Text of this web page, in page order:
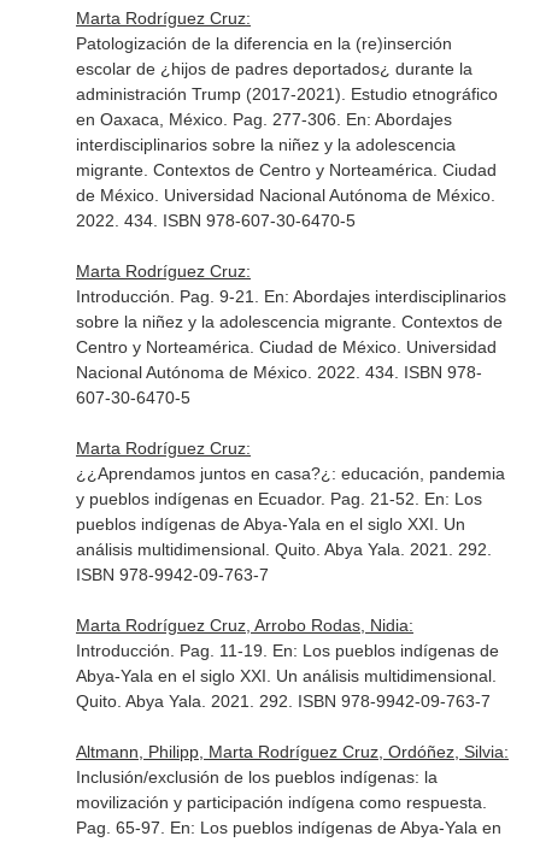
Marta Rodríguez Cruz:
Patologización de la diferencia en la (re)inserción
escolar de ¿hijos de padres deportados¿ durante la
administración Trump (2017-2021). Estudio etnográfico
en Oaxaca, México. Pag. 277-306. En: Abordajes
interdisciplinarios sobre la niñez y la adolescencia
migrante. Contextos de Centro y Norteamérica . Ciudad
de México. Universidad Nacional Autónoma de México.
2022. 434. ISBN 978-607-30-6470-5
Marta Rodríguez Cruz:
Introducción. Pag. 9-21. En: Abordajes interdisciplinarios
sobre la niñez y la adolescencia migrante. Contextos de
Centro y Norteamérica . Ciudad de México. Universidad
Nacional Autónoma de México. 2022. 434. ISBN 978-
607-30-6470-5
Marta Rodríguez Cruz:
¿¿Aprendamos juntos en casa?¿: educación, pandemia
y pueblos indígenas en Ecuador. Pag. 21-52. En: Los
pueblos indígenas de Abya-Yala en el siglo XXI. Un
análisis multidimensional. Quito. Abya Yala. 2021. 292.
ISBN 978-9942-09-763-7
Marta Rodríguez Cruz, Arrobo Rodas, Nidia:
Introducción. Pag. 11-19. En: Los pueblos indígenas de
Abya-Yala en el siglo XXI. Un análisis multidimensional.
Quito. Abya Yala. 2021. 292. ISBN 978-9942-09-763-7
Altmann, Philipp, Marta Rodríguez Cruz, Ordóñez, Silvia:
Inclusión/exclusión de los pueblos indígenas: la
movilización y participación indígena como respuesta.
Pag. 65-97. En: Los pueblos indígenas de Abya-Yala en